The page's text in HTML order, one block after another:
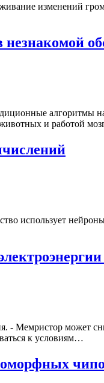
изменений
и работой
использует
- Мемристор может
к условиям…